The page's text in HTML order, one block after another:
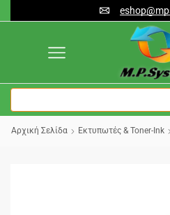
Αρχική Σελίδα Εκτυπωτές & Toner-Ink